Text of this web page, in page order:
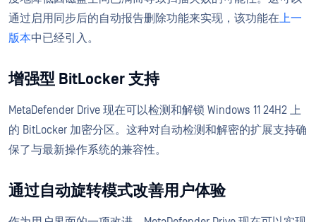
通过启用同步后的自动报告删除功能来实现，该功能在上一
版本中已经引入。
增强型 BitLocker 支持
MetaDefender Drive 现在可以检测和解锁 Windows 11 24H2 上
的 BitLocker 加密分区。这种对自动检测和解密的扩展支持确
保了与最新操作系统的兼容性。
通过自动旋转模式改善用户体验